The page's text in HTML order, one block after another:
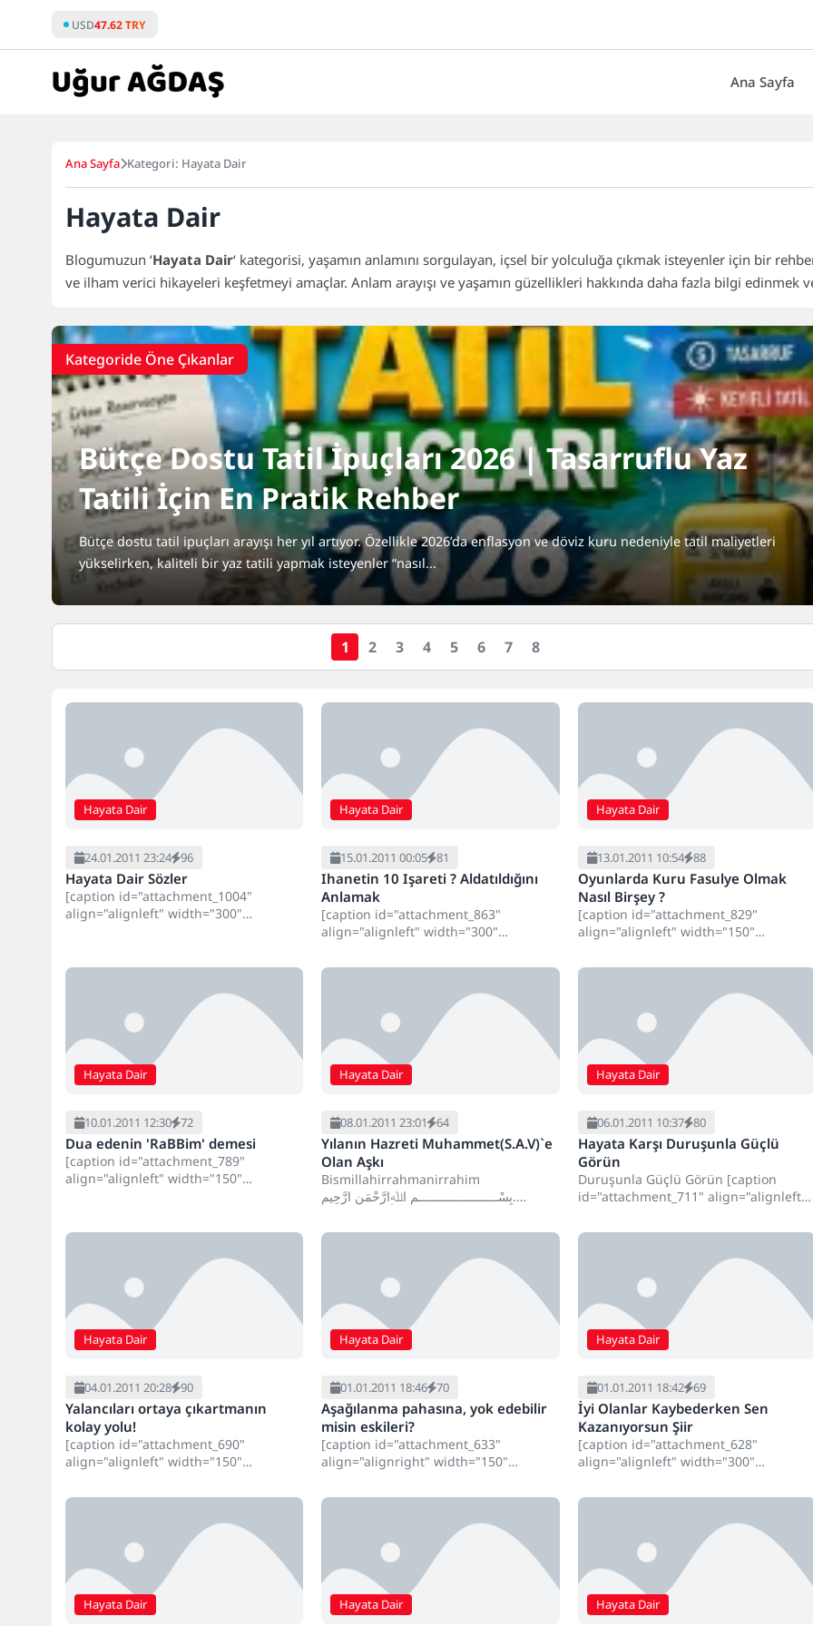
content
USD47.62 TRY
Ana Sayfa
Ana Sayfa Kategori: Hayata Dair
Hayata Dair
Blogumuzun ‘Hayata Dair‘ kategorisi, yaşamın anlamını sorgulayan, içsel bir yolculuğa çıkmak isteyenler için bir
ve ilham verici hikayeleri keşfetmeyi amaçlar. Anlam arayışı ve yaşamın güzellikleri hakkında daha fazla bilgi edinmek
Kategoride Öne Çıkanlar
Bütçe Dostu Tatil İpuçları 2026 | Tasarruflu Yaz
Tatili İçin En Pratik Rehber
Bütçe dostu tatil ipuçları arayışı her yıl artıyor. Özellikle 2026’da enflasyon ve döviz kuru nedeniyle tatil maliyetleri
yükselirken, kaliteli bir yaz tatili yapmak isteyenler “nasıl...
1 2 3 4 5 6 7 8
Hayata Dair
24.01.2011 23:24 96
Hayata Dair Sözler
[caption id="attachment_1004"
align="alignleft" width="300"
yokmuş gibi çalış.. Kimse...
Hayata Dair
15.01.2011 00:05 81
Ihanetin 10 Işareti ? Aldatıldığını
Anlamak
[caption id="attachment_863"
align="alignleft" width="300"
Partnerinizin size ihanet ettiğinden mi
Hayata Dair
13.01.2011 10:54 88
Oyunlarda Kuru Fasulye Olmak
Nasıl Birşey ?
[caption id="attachment_829"
align="alignleft" width="150"
arkadaşlar şimdi birazda maziye
Hayata Dair
10.01.2011 12:30 72
Dua edenin 'RaBBim' demesi
[caption id="attachment_789"
align="alignleft" width="150"
ediyordu... Şeytan ona...
Hayata Dair
08.01.2011 23:01 64
Yılanın Hazreti Muhammet(S.A.V)`e
Olan Aşkı
Bismillahirrahmanirrahim
بِسْــــــــــــــــــــــمِ اﷲِارَّحْمَنِ ارَّحِيم.
ile Yılanın Hazreti Muhammet(S.A.V)`e
Hayata Dair
06.01.2011 10:37 80
Hayata Karşı Duruşunla Güçlü
Görün
Duruşunla Güçlü Görün [caption
id="attachment_711" align="alignleft"
[/caption] Duruşunuzla kendinize ne
Hayata Dair
04.01.2011 20:28 90
Yalancıları ortaya çıkartmanın
kolay yolu!
[caption id="attachment_690"
align="alignleft" width="150"
son mucizesi: Karşınızdaki size yalan
Hayata Dair
01.01.2011 18:46 70
Aşağılanma pahasına, yok edebilir
misin eskileri?
[caption id="attachment_633"
align="alignright" width="150"
Vermediğini bile bile istemek,
Hayata Dair
01.01.2011 18:42 69
İyi Olanlar Kaybederken Sen
Kazanıyorsun Şiir
[caption id="attachment_628"
align="alignleft" width="300"
ağladığına, Bugün gülüyor, Bugün baş
Hayata Dair Hayata Dair Hayata Dair